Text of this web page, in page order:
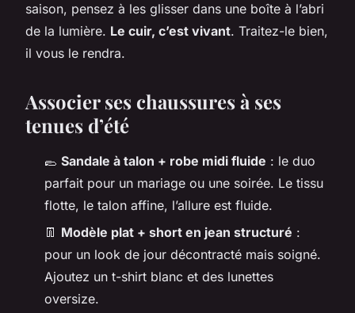
saison, pensez à les glisser dans une boîte à l’abri
de la lumière. Le cuir, c’est vivant. Traitez-le bien,
il vous le rendra.
Associer ses chaussures à ses
tenues d’été
🥿 Sandale à talon + robe midi fluide : le duo
parfait pour un mariage ou une soirée. Le tissu
flotte, le talon affine, l’allure est fluide.
👖 Modèle plat + short en jean structuré :
pour un look de jour décontracté mais soigné.
Ajoutez un t-shirt blanc et des lunettes
oversize.